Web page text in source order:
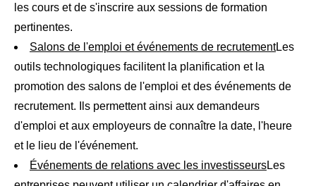
les cours et de s'inscrire aux sessions de formation
pertinentes.
Salons de l'emploi et événements de recrutementLes
outils technologiques facilitent la planification et la
promotion des salons de l'emploi et des événements de
recrutement. Ils permettent ainsi aux demandeurs
d'emploi et aux employeurs de connaître la date, l'heure
et le lieu de l'événement.
Événements de relations avec les investisseursLes